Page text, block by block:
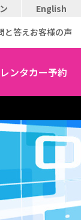
English
と答えお客様の声
レンタカー予約